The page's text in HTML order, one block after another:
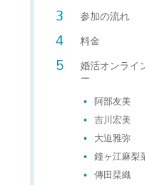
参加の流れ
料金
婚活オンライ
ー
阿部友美
吉川宏美
大迫雅弥
鐘ヶ江麻梨
傳田栞織